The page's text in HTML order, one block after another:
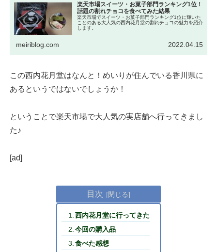
楽天市場スイーツ・お菓子部門ランキング1位！
話題の割れチョコを食べてみた結果
楽天市場でスイーツ・お菓子部門ランキング1位に輝いた
ことのある大人気の西内花月堂の割れチョコの魅力を紹介
します。
meiriblog.com 2022.04.15
この西内花月堂はなんと！めいりが住んでいる香川県に
あるというではないでしょうか！
ということで楽天市場で大人気の実店舗へ行ってきまし
た♪
[ad]
目次
西内花月堂に行ってきた
今回の購入品
食べた感想